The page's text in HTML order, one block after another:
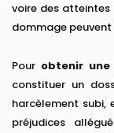
voire des
dommage peuvent
Pour obtenir
constituer un
harcèlement subi,
préjudices